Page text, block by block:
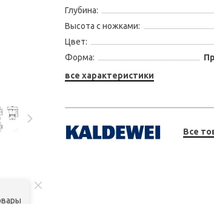
Глубина:
Высота с ножками:
Цвет:
Форма:
все характеристики
Все